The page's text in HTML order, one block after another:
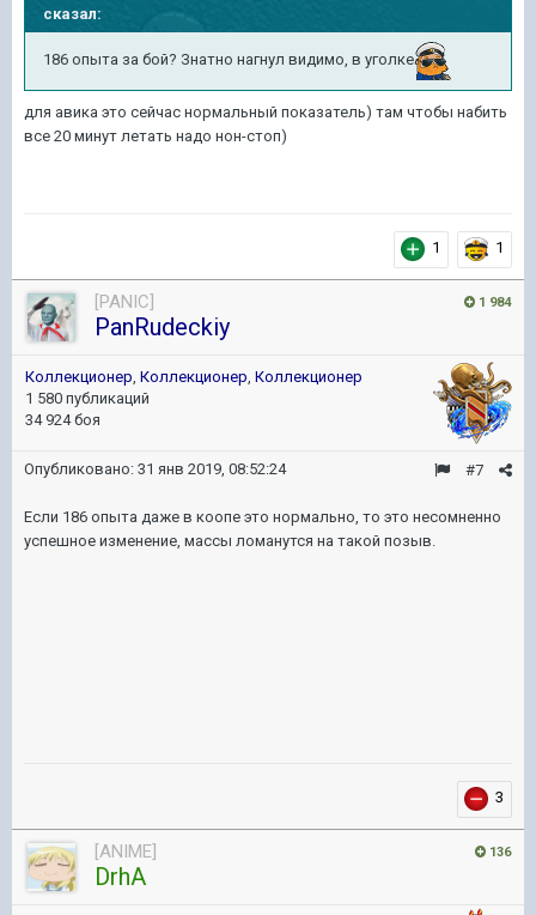
сказал:
186 опыта за бой? Знатно нагнул видимо, в уголке
для авика это сейчас нормальный показатель) там чтобы набить
все 20 минут летать надо нон-стоп)
1 1
1 984
[PANIC]
PanRudeckiy
Коллекционер, Коллекционер, Коллекционер
1 580 публикаций
34 924 боя
#7
Опубликовано: 31 янв 2019, 08:52:24
Если 186 опыта даже в коопе это нормально, то это несомненно
успешное изменение, массы ломанутся на такой позыв.
3
136
[ANIME]
DrhA